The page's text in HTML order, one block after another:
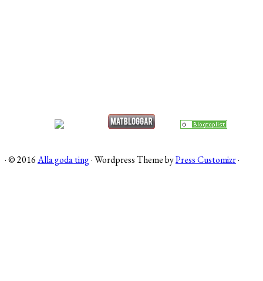
·© 2016Alla goda ting·Wordpress Theme byPress Customizr·